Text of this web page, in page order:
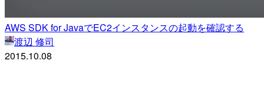
AWS SDK for JavaでEC2インスタンスの起動を確認する
渡辺 修司
2015.10.08